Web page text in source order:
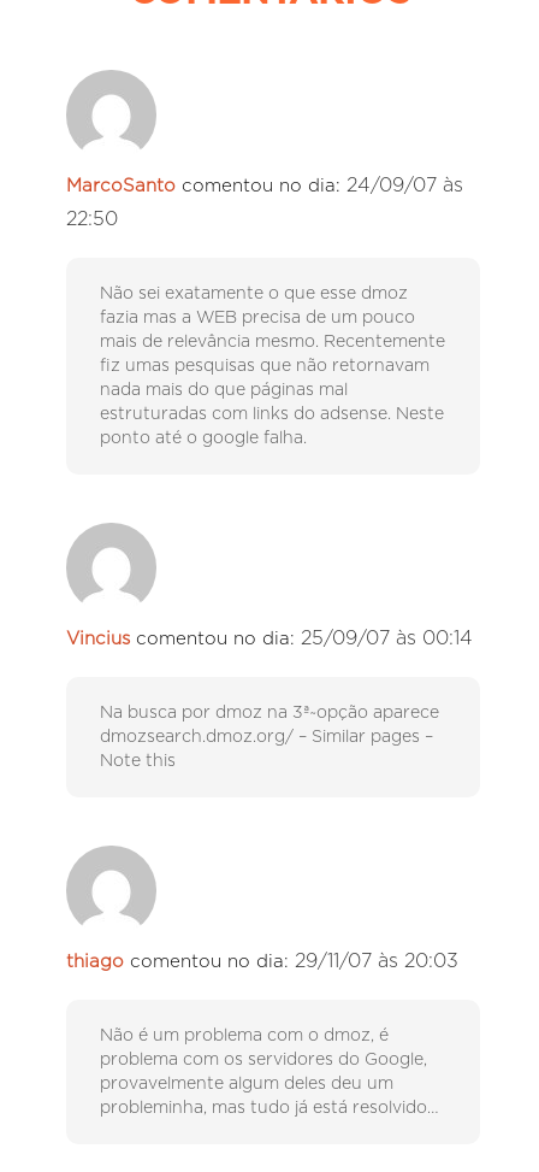
MarcoSanto comentou no dia: 24/09/07 às
22:50
Não sei exatamente o que esse dmoz
fazia mas a WEB precisa de um pouco
mais de relevância mesmo. Recentemente
fiz umas pesquisas que não retornavam
nada mais do que páginas mal
estruturadas com links do adsense. Neste
ponto até o google falha.
Vincius comentou no dia: 25/09/07 às 00:14
Na busca por dmoz na 3ª~opção aparece
dmozsearch.dmoz.org/ – Similar pages –
Note this
thiago comentou no dia: 29/11/07 às 20:03
Não é um problema com o dmoz, é
problema com os servidores do Google,
provavelmente algum deles deu um
probleminha, mas tudo já está resolvido…